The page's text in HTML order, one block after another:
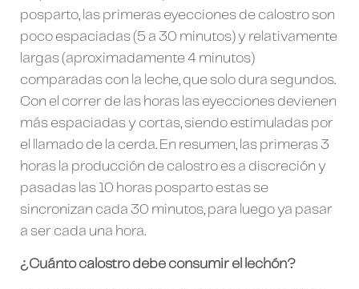
posparto, las primeras eyecciones de calostro son
poco espaciadas (5 a 30 minutos) y relativamente
largas (aproximadamente 4 minutos)
comparadas con la leche, que solo dura segundos.
Con el correr de las horas las eyecciones devienen
más espaciadas y cortas, siendo estimuladas por
el llamado de la cerda. En resumen, las primeras 3
horas la producción de calostro es a discreción y
pasadas las 10 horas posparto estas se
sincronizan cada 30 minutos, para luego ya pasar
a ser cada una hora.
¿Cuánto calostro debe consumir el lechón?